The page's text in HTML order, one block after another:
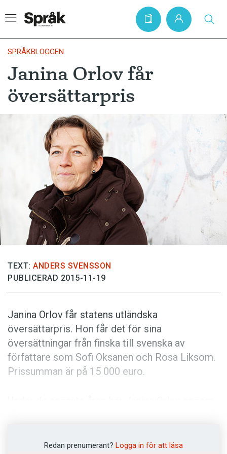
Hem
Artiklar
Språkfrågor
Skrivtips
Bokrecensioner
Kviss
Podden
Anmäl till språkpolisen
Annonsera
Press
SPRÅKBLOGGEN
Janina Orlov får
översättarpris
TEXT: ANDERS SVENSSON
PUBLICERAD 2015-11-19
Janina Orlov får statens utländska
översättarpris. Hon får det för sina
översättningar från finska till svenska av
författare som Sofi Oksanen och Rosa Liksom.
Prissumman är på 15 000 euro.
romaner, utan också barnlitteratur som Aino
Redan prenumerant? Logga in för att läsa